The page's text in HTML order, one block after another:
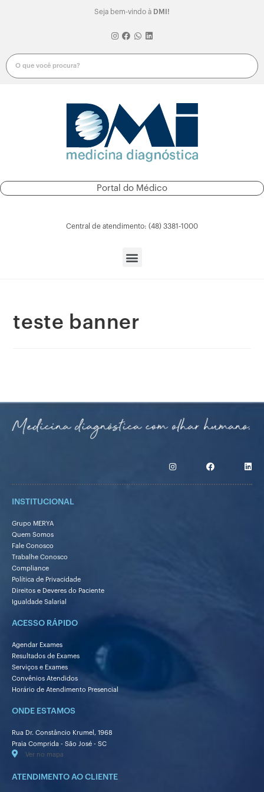
Seja bem-vindo à DMI!
Portal do Médico
Central de atendimento: (48) 3381-1000
teste banner
INSTITUCIONAL
Grupo MERYA
Quem Somos
Fale Conosco
Trabalhe Conosco
Compliance
Política de Privacidade
Direitos e Deveres do Paciente
Igualdade Salarial
ACESSO RÁPIDO
Agendar Exames
Resultados de Exames
Serviços e Exames
Convênios Atendidos
Horário de Atendimento Presencial
ONDE ESTAMOS
Rua Dr. Constâncio Krumel, 1968
Praia Comprida - São José - SC
Ver no mapa
ATENDIMENTO AO CLIENTE